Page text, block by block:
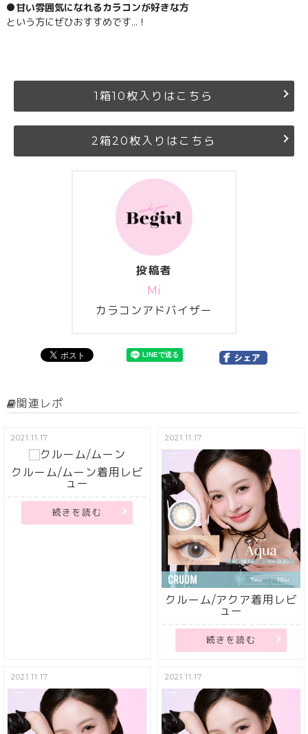
●甘い雰囲気になれるカラコンが好きな方
という方にぜひおすすめです…！
1箱10枚入りはこちら
2箱20枚入りはこちら
投稿者
Mi
カラコンアドバイザー
関連レポ
2021.11.17
クルーム/ムーン着用レビ
ュー
続きを読む
2021.11.17
クルーム/アクア着用レビ
ュー
続きを読む
2021.11.17 2021.11.17